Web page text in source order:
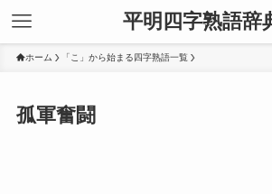
平明四字熟語辞
ホーム 「こ」から始まる四字熟語一覧
孤軍奮闘